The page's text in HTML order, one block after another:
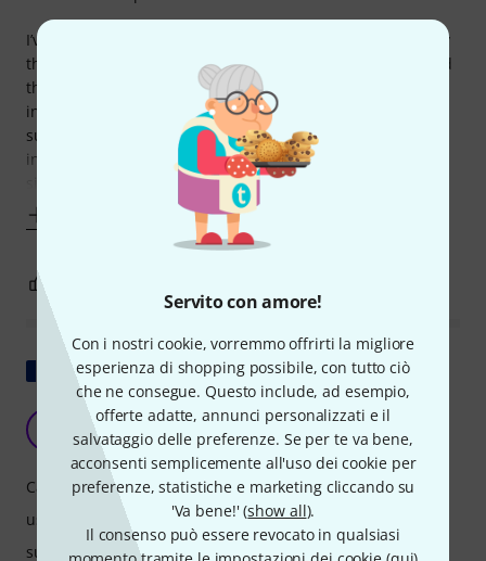
Servito con amore!
Con i nostri cookie, vorremmo offrirti la migliore
esperienza di shopping possibile, con tutto ciò
che ne consegue. Questo include, ad esempio,
offerte adatte, annunci personalizzati e il
salvataggio delle preferenze. Se per te va bene,
acconsenti semplicemente all'uso dei cookie per
preferenze, statistiche e marketing cliccando su
'Va bene!' (show all).
Il consenso può essere revocato in qualsiasi
I’ve been using Pro-Q 4 for quite some time now, & it's truly
the go-to EQ for detailed work. Mostly use it for mixing, and
the spectrum analyzer plus dynamic EQ features are
insanely helpful for carving space in busy tracks. It’s also
surprisingly lightweight on CPU even with multiple
instances. Honestly, even though stock EQs in DAWs have
Mostra originale
Il punto di riferimento assoluto!
Venezuela 19.02.2026
Caratteristiche
uso
suono/qualitá